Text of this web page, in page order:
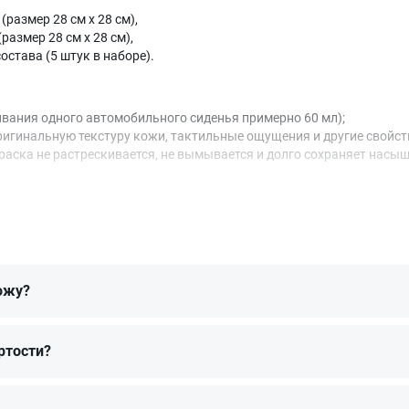
28 см x 28 см),
28 см x 28 см),
(5 штук в наборе).
одного автомобильного сиденья примерно 60 мл);
текстуру кожи, тактильные ощущения и другие
не растрескивается, не вымывается и долго сохраняет
4003 Heather violet. Проверить формулу конкретного оттенка